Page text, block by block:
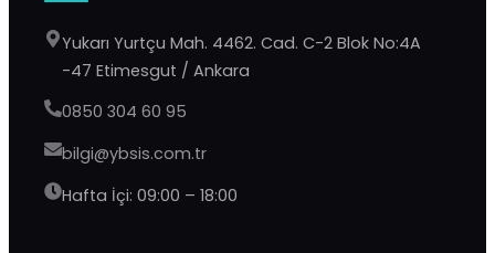
Yukarı Yurtçu Mah. 4462. Cad. C-2 Blok No:4A
-47 Etimesgut / Ankara
0850 304 60 95
bilgi@ybsis.com.tr
Hafta İçi: 09:00 – 18:00